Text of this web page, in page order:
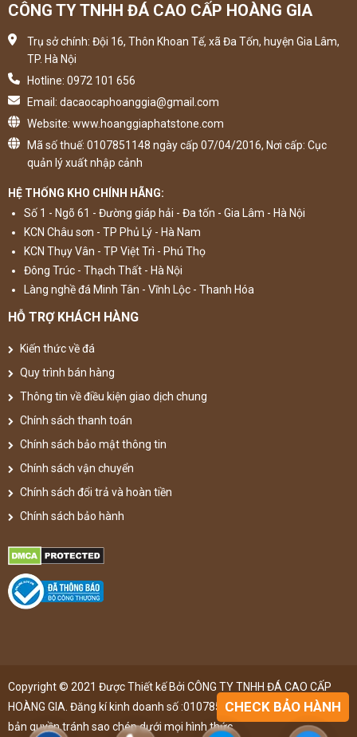
CÔNG TY TNHH ĐÁ CAO CẤP HOÀNG GIA
Trụ sở chính: Đội 16, Thôn Khoan Tế, xã Đa Tốn, huyện Gia Lâm,
TP. Hà Nội
Hotline: 0972 101 656
Email: dacaocaphoanggia@gmail.com
Website: www.hoanggiaphatstone.com
Mã số thuế: 0107851148 ngày cấp 07/04/2016, Nơi cấp: Cục
quản lý xuất nhập cảnh
HỆ THỐNG KHO CHÍNH HÃNG:
Số 1 - Ngõ 61 - Đường giáp hải - Đa tốn - Gia Lâm - Hà Nội
KCN Châu sơn - TP Phủ Lý - Hà Nam
KCN Thụy Vân - TP Việt Trì - Phú Thọ
Đông Trúc - Thạch Thất - Hà Nội
Làng nghề đá Minh Tân - Vĩnh Lộc - Thanh Hóa
HỖ TRỢ KHÁCH HÀNG
Kiến thức về đá
Quy trình bán hàng
Thông tin về điều kiện giao dịch chung
Chính sách thanh toán
Chính sách bảo mật thông tin
Chính sách vận chuyển
Chính sách đổi trả và hoàn tiền
Chính sách bảo hành
Copyright © 2021 Được Thiết kế Bởi CÔNG TY TNHH ĐÁ CAO CẤP
HOÀNG GIA. Đăng kí kinh doanh số :0107851148 ,đã được đăng kí
bản quyền,tránh sao chép dưới mọi hình thức
CHECK BẢO HÀNH